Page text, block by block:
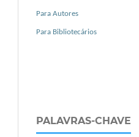
Para Autores
Para Bibliotecários
PALAVRAS-CHAVE